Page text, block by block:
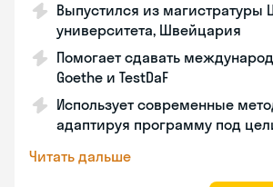
Выпустился из магистратуры
университета, Швейцария
Помогает сдавать
Goethe и TestDaF
Использует современные
адаптируя программу под
Читать дальше